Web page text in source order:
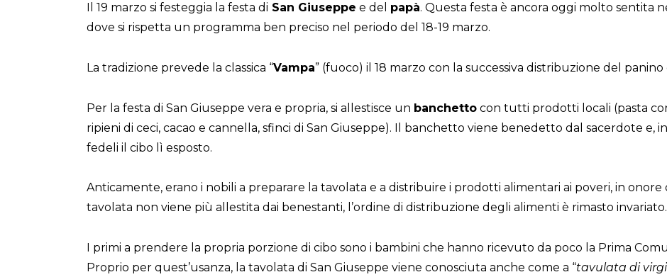
Il 19 marzo si festeggia la festa di San Giuseppe e del papà. Questa festa è ancora oggi molto sentita
dove si rispetta un programma ben preciso nel periodo del 18-19 marzo.
La tradizione prevede la classica “Vampa” (fuoco) il 18 marzo con la successiva distribuzione del
Per la festa di San Giuseppe vera e propria, si allestisce un banchetto con tutti prodotti locali (pasta
ripieni di ceci, cacao e cannella, sfinci di San Giuseppe). Il banchetto viene benedetto dal sacerdote e,
fedeli il cibo lì esposto.
Anticamente, erano i nobili a preparare la tavolata e a distribuire i prodotti alimentari ai poveri, in onore
tavolata non viene più allestita dai benestanti, l’ordine di distribuzione degli alimenti è rimasto invariato.
I primi a prendere la propria porzione di cibo sono i bambini che hanno ricevuto da poco la Prima
Proprio per quest’usanza, la tavolata di San Giuseppe viene conosciuta anche come a “tavulata di